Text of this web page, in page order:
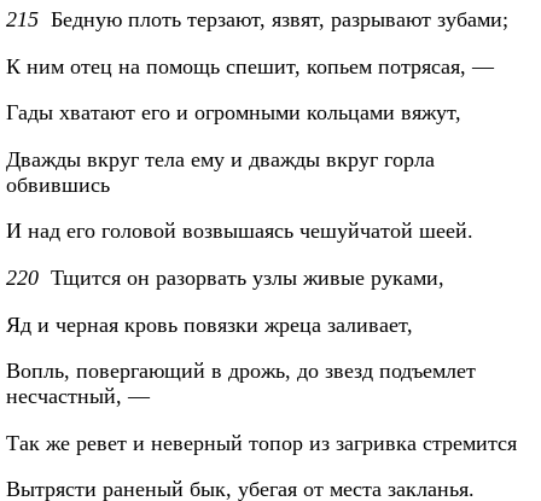
215 Бедную плоть терзают, язвят, разрывают зубами;
К ним отец на помощь спешит, копьем потрясая, —
Гады хватают его и огромными кольцами вяжут,
Дважды вкруг тела ему и дважды вкруг горла
обвившись
И над его головой возвышаясь чешуйчатой шеей.
220 Тщится он разорвать узлы живые руками,
Яд и черная кровь повязки жреца заливает,
Вопль, повергающий в дрожь, до звезд подъемлет
несчастный, —
Так же ревет и неверный топор из загривка стремится
Вытрясти раненый бык, убегая от места закланья.